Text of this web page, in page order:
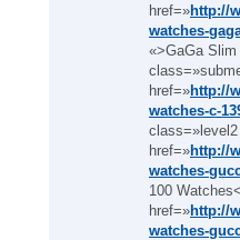
href=»http://
watches-
«>GaGa
href=»http://
watches-c-
href=»http://
watches-
100
href=»http://
watches-